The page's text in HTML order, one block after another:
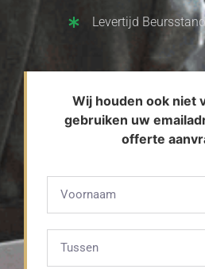
Levertijd
Wij houden ook niet
gebruiken uw
offerte